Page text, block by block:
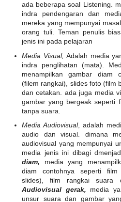
ada beberapa soal Listening.
indra pendengaran dan
mereka yang mempunyai
orang tuli. Teman penulis
jenis ini pada pelajaran
Media Visual, Adalah media
indra penglihatan (mata).
menampilkan gambar diam
(filem rangkai), slides foto (film
dan cetakan. ada juga media
gambar yang bergeak seperti
tanpa suara.
Media Audiovisual, adalah
audio dan visual. dimana
audiovisual yang mempunyai
media jenis ini dibagi
diam, media yang
diam contohnya seperti
slides), film rangkai suara
Audiovisual gerak, media
unsur suara dan gambar